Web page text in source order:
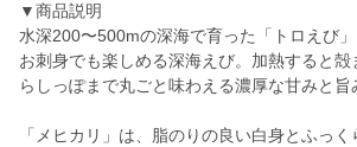
▼商品説明
水深200〜500mの深海で育った「トロえび
お刺身でも楽しめる深海えび。加熱すると
らしっぽまで丸ごと味わえる濃厚な甘みと旨
「メヒカリ」は、脂のりの良い白身とふっ